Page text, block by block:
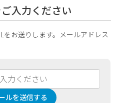
入力ください
をお送りします。メールアドレス
ルを送信する